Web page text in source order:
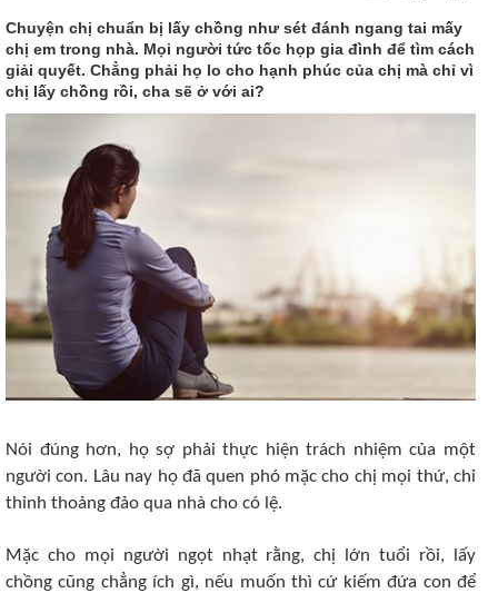
Chuyện chị chuẩn bị lấy chồng như sét đánh ngang tai mấy
chị em trong nhà. Mọi người tức tốc họp gia đình để tìm cách
giải quyết. Chẳng phải họ lo cho hạnh phúc của chị mà chỉ vì
chị lấy chồng rồi, cha sẽ ở với ai?
Nói đúng hơn, họ sợ phải thực hiện trách nhiệm của một
người con. Lâu nay họ đã quen phó mặc cho chị mọi thứ, chỉ
thỉnh thoảng đảo qua nhà cho có lệ.
Mặc cho mọi người ngọt nhạt rằng, chị lớn tuổi rồi, lấy
chồng cũng chẳng ích gì, nếu muốn thì cứ kiếm đứa con để